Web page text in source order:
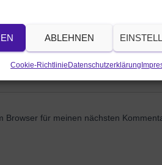
ABLEHNEN
Cookie-Richtlinie Datenschutzerklärung
für meinen nächsten